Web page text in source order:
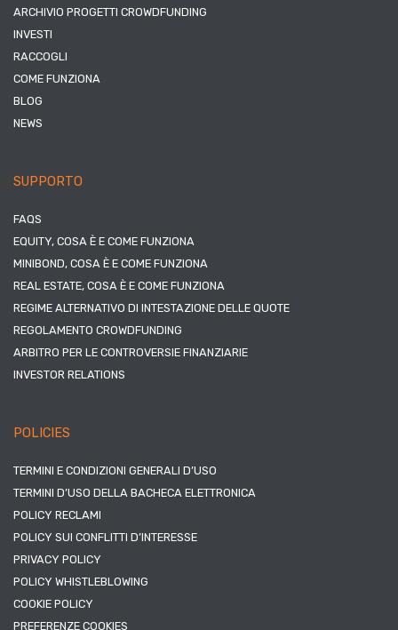
ARCHIVIO PROGETTI CROWDFUNDING
INVESTI
RACCOGLI
COME FUNZIONA
BLOG
NEWS
SUPPORTO
FAQS
EQUITY, COSA È E COME FUNZIONA
MINIBOND, COSA È E COME FUNZIONA
REAL ESTATE, COSA È E COME FUNZIONA
REGIME ALTERNATIVO DI INTESTAZIONE DELLE QUOTE
REGOLAMENTO CROWDFUNDING
ARBITRO PER LE CONTROVERSIE FINANZIARIE
INVESTOR RELATIONS
POLICIES
TERMINI E CONDIZIONI GENERALI D’USO
TERMINI D’USO DELLA BACHECA ELETTRONICA
POLICY RECLAMI
POLICY SUI CONFLITTI D’INTERESSE
PRIVACY POLICY
POLICY WHISTLEBLOWING
COOKIE POLICY
PREFERENZE COOKIES